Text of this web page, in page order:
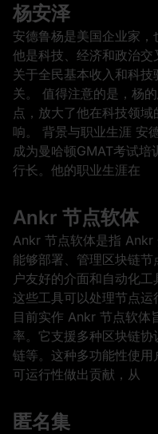
杨安泽
安德鲁杨是美国企业家，
他是科技、经济和政治
关于全民基本收入和科
关。 值得注意的是，杨
点，放大了他在科技领
响。 背景与职业生涯 安
成为曼哈顿GMAT考试
行长。他的职业生涯在
Ankr 节点软体
Ankr 节点软体是指 Ankr
能够部署、管理区块链
户友好的介面和自动化
这些工具可以处理节点
目前实作 Ankr 节点软体
率。它支援多种区块链
链等。这种多功能性使
可运行性做出贡献，从
匿名集